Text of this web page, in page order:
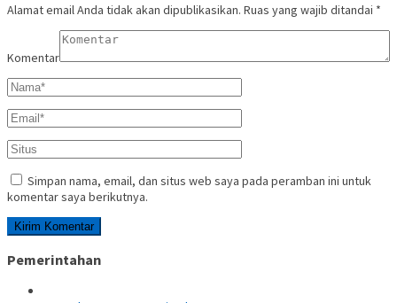
Alamat email Anda tidak akan dipublikasikan. Ruas yang wajib ditandai *
Komentar
Simpan nama, email, dan situs web saya pada peramban ini untuk
komentar saya berikutnya.
Pemerintahan